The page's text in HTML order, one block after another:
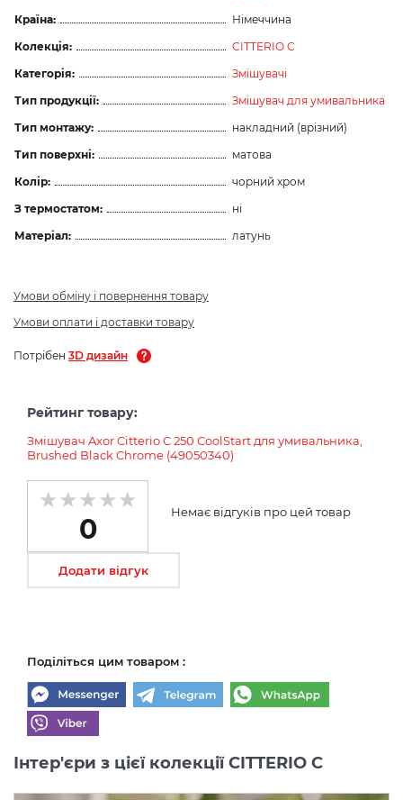
Країна:
Німеччина
Колекція:
CITTERIO C
Категорія:
Змішувачі
Тип продукції:
Змішувач для умивальника
Тип монтажу:
накладний (врізний)
Тип поверхні:
матова
Колір:
чорний хром
З термостатом:
ні
Матеріал:
латунь
Умови обміну і повернення товару
Умови оплати і доставки товару
Потрібен 3D дизайн
Рейтинг товару:
Змішувач Axor Citterio C 250 CoolStart для умивальника,
Brushed Black Chrome (49050340)
0
Немає відгуків про цей товар
Додати відгук
Поділіться цим товаром :
Інтер'єри з цієї колекції CITTERIO C